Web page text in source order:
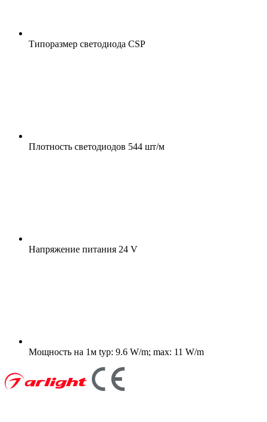
Типоразмер светодиода CSP
Плотность светодиодов 544 шт/м
Напряжение питания 24 V
Мощность на 1м typ: 9.6 W/m; max: 11 W/m